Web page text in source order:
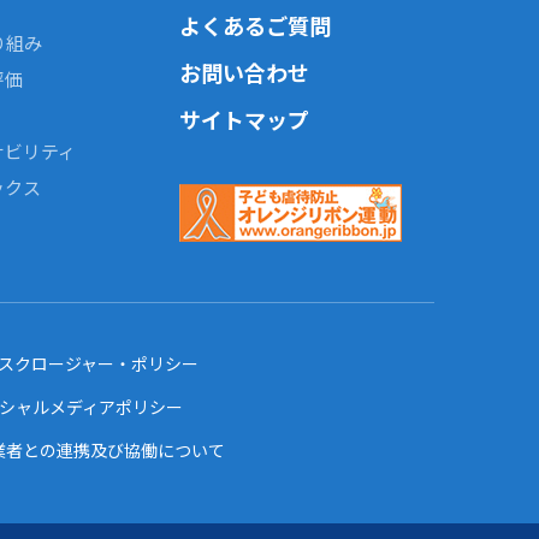
組み
リティ
ス
よくあるご質問
お問い合わせ
サイトマップ
クロージャー・ポリシー
ャルメディアポリシー
との連携及び協働について